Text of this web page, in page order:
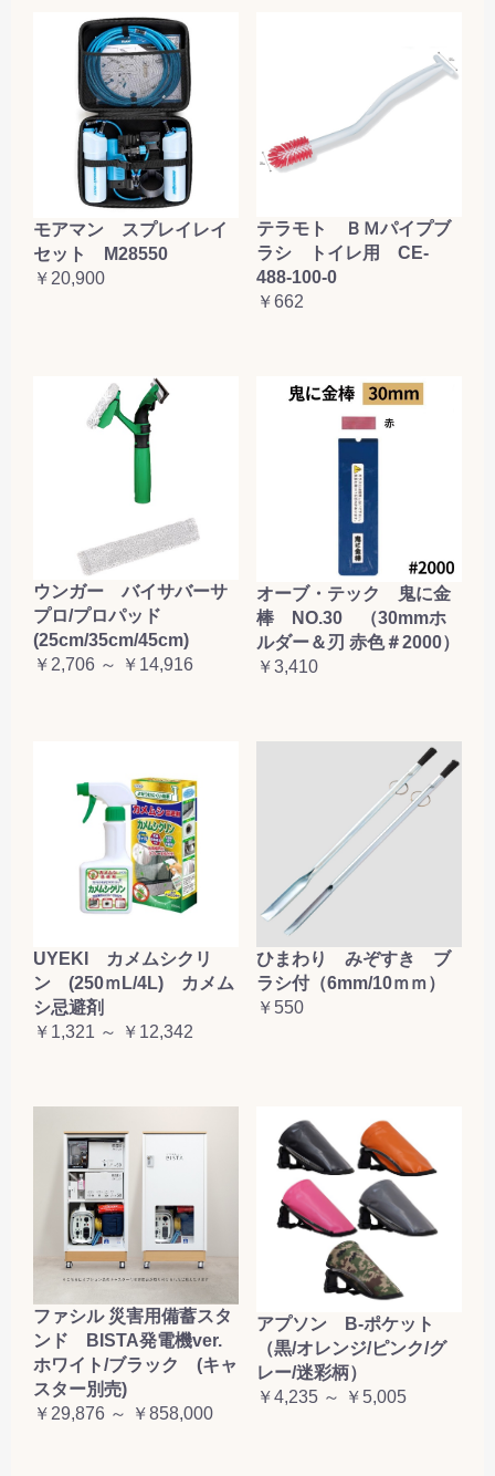
お買い物を続ける
モアマン スプレイレイ
セット M28550
￥20,900
テラモト ＢＭパイプブ
ラシ トイレ用 CE-
488-100-0
￥662
ウンガー バイサバーサ
プロ/プロパッド
(25cm/35cm/45cm)
￥2,706 ～ ￥14,916
オーブ・テック 鬼に金
棒 NO.30 （30mmホ
ルダー＆刃 赤色＃2000）
￥3,410
UYEKI カメムシクリ
ン (250ｍL/4L) カメム
シ忌避剤
￥1,321 ～ ￥12,342
ひまわり みぞすき ブ
ラシ付（6mm/10ｍｍ）
￥550
ファシル 災害用備蓄スタ
ンド BISTA発電機ver.
ホワイト/ブラック (キャ
スター別売)
￥29,876 ～ ￥858,000
アプソン B-ポケット
（黒/オレンジ/ピンク/グ
レー/迷彩柄）
￥4,235 ～ ￥5,005